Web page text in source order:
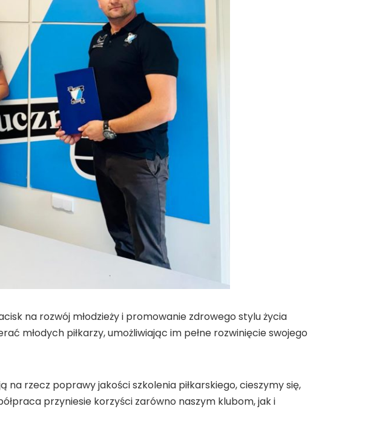
na rozwój młodzieży i promowanie zdrowego stylu życia
młodych piłkarzy, umożliwiając im pełne rozwinięcie swojego
rzecz poprawy jakości szkolenia piłkarskiego, cieszymy się,
przyniesie korzyści zarówno naszym klubom, jak i